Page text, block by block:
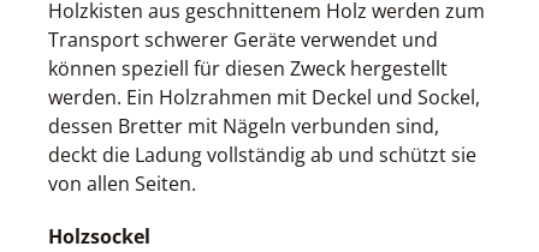
Holzkisten aus geschnittenem Holz werden zum
Transport schwerer Geräte verwendet und
können speziell für diesen Zweck hergestellt
werden. Ein Holzrahmen mit Deckel und Sockel,
dessen Bretter mit Nägeln verbunden sind,
deckt die Ladung vollständig ab und schützt sie
von allen Seiten.
Holzsockel